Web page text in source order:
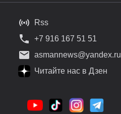
Rss
+7 916 167 51 51
asmannews@yandex.ru
Читайте нас в Дзен